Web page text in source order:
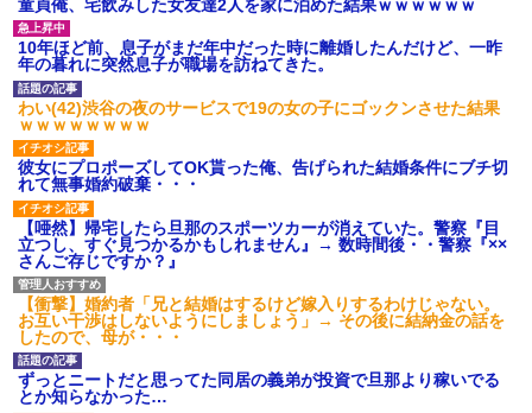
果・・・
私「初めて飲む味だけどなん
のお茶？」彼「ちっ！」私「」
【GIF】JSのカンチョーワロ
タ
後続車にクラクションを鳴ら
され彼氏が逆切れ。「何クラク
ション鳴らしてんだ！降りてこ
いよ！」と怒鳴りだし...
【衝撃】報酬100万円超の治験
募集がこちらｗｗｗｗｗ(※画像
あり)
【ネット騒然】惨殺されたタ
ワマン頂き女子のこの動画、す
げえええええｗｗｗｗｗｗｗｗ
ｗｗｗ
【愕然】白のクラウン俺氏、
高速道路左車線を制限速度で走
った結果wwwwwwwwwwww
百年の恋12-899 食べた量を
張り合ってくる
童貞俺、宅飲みした女友達2人を家に泊めた結果ｗｗｗｗｗｗ
10年ほど前、息子がまだ年中だった時に離婚したんだけど、一昨
年の暮れに突然息子が職場を訪ねてきた。
わい(42)渋谷の夜のサービスで19の女の子にゴックンさせた結果
ｗｗｗｗｗｗｗｗ
彼女にプロポーズしてOK貰った俺、告げられた結婚条件にブチ切
れて無事婚約破棄・・・
【唖然】帰宅したら旦那のスポーツカーが消えていた。警察『目
立つし、すぐ見つかるかもしれません』→ 数時間後・・警察『××
さんご存じですか？』
【衝撃】婚約者「兄と結婚はするけど嫁入りするわけじゃない。
お互い干渉はしないようにしましょう」→ その後に結納金の話を
したので、母が・・・
ずっとニートだと思ってた同居の義弟が投資で旦那より稼いでる
とか知らなかった…